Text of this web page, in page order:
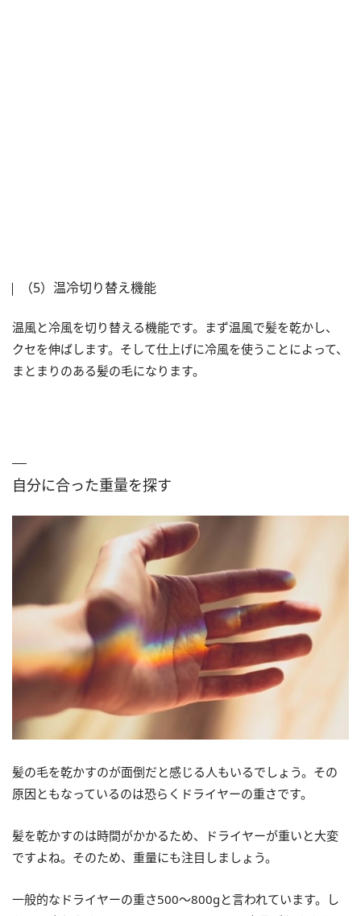
（5）温冷切り替え機能
温風と冷風を切り替える機能です。まず温風で髪を乾かし、
クセを伸ばします。そして仕上げに冷風を使うことによって、
まとまりのある髪の毛になります。
自分に合った重量を探す
髪の毛を乾かすのが面倒だと感じる人もいるでしょう。その
原因ともなっているのは恐らくドライヤーの重さです。
髪を乾かすのは時間がかかるため、ドライヤーが重いと大変
ですよね。そのため、重量にも注目しましょう。
一般的なドライヤーの重さ500〜800gと言われています。し